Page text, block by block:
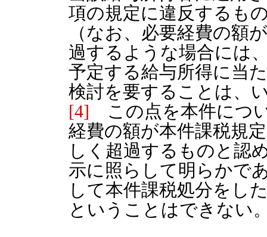
項の規定に違反するも
（なお、必要経費の額
過するような場合には
予定する給与所得に当
検討を要することは、
[4] この点を本件につ
経費の額が本件課税規
しく超過するものと認
示に照らして明らかで
して本件課税処分をし
ということはできない